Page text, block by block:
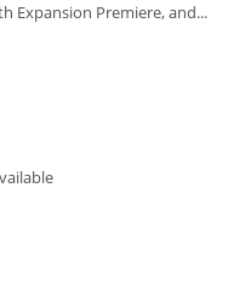
Expansion Premiere, and...